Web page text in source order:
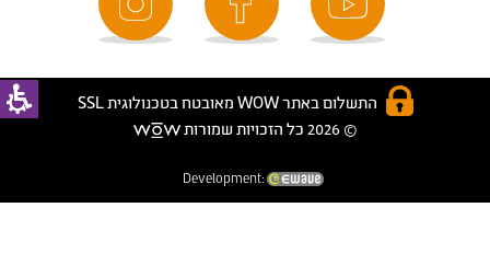
התשלום באתר WOW מאובטח בטכנולוגית SSL
© 2026 כל הזכויות שמורות
Development: